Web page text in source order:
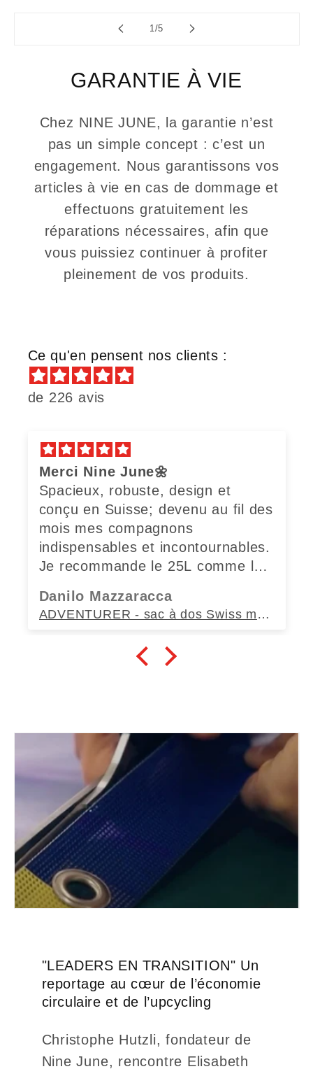
1/de
5
GARANTIE À VIE
Chez NINE JUNE, la garantie n’est
pas un simple concept : c’est un
engagement. Nous garantissons vos
articles à vie en cas de dommage et
effectuons gratuitement les
réparations nécessaires, afin que
vous puissiez continuer à profiter
pleinement de vos produits.
Ce qu'en pensent nos clients :
de 226 avis
Merci Nine June🌼
Spacieux, robuste, design et
conçu en Suisse; devenu au fil des
mois mes compagnons
indispensables et incontournables.
Je recommande le 25L comme le
Danilo Mazzaracca
ADVENTURER - sac à dos Swiss made (35L)
"LEADERS EN TRANSITION" Un
reportage au cœur de l’économie
circulaire et de l’upcycling
Christophe Hutzli, fondateur de
Nine June, rencontre Elisabeth